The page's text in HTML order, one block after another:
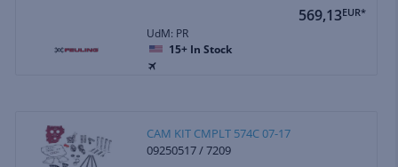
569,13EUR*
UdM: PR
15+ In Stock
CAM KIT CMPLT 574C 07-17
09250517 / 7209